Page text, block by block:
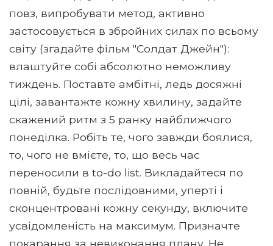
повз, випробувати метод, активно
застосовується в збройних силах по всьому
світу (згадайте фільм "Солдат Джейн"):
влаштуйте собі абсолютно неможливу
тиждень. Поставте амбітні, ледь досяжні
цілі, завантажте кожну хвилину, задайте
скажений ритм з 5 ранку найближчого
понеділка. Робіть те, чого завжди боялися,
то, чого не вмієте, то, що весь час
переносили в to-do list. Викладайтеся по
повній, будьте послідовними, уперті і
сконцентровані кожну секунду, включите
усвідомленість на максимум. Призначте
покарання за невиконання плану. Не